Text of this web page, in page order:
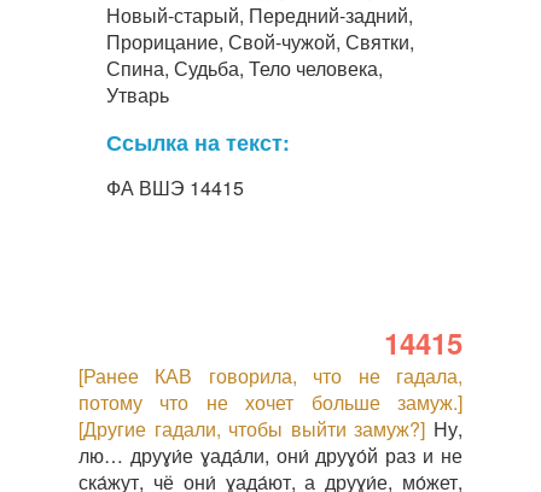
Новый-старый, Передний-задний,
Прорицание, Свой-чужой, Святки,
Спина, Судьба, Тело человека,
Утварь
Ссылка на текст:
ФА ВШЭ 14415
14415
[Ранее КАВ говорила, что не гадала,
потому что не хочет больше замуж.]
[Другие гадали, чтобы выйти замуж?] Ну,
лю… друɣи́е ɣада́ли, они́ друɣо́й раз и не
ска́жут, чё они́ ɣада́ют, а друɣи́е, мо́жет,